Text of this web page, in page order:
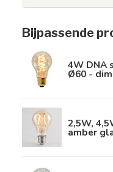
Bijpassende
4W DNA
Ø60 -
2,5W,
amber